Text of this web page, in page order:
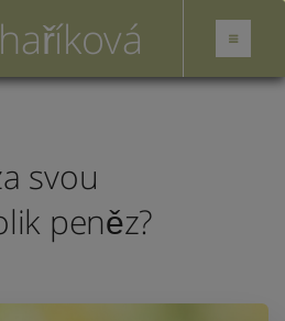
svou
peněz?